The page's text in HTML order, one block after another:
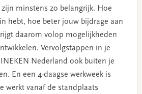
minstens zo belangrijk. Hoe
hebt, hoe beter jouw bijdrage aan
daarom volop mogelijkheden
Vervolgstappen in je
Nederland ook buiten je
En een 4-daagse werkweek is
werkt vanaf de standplaats